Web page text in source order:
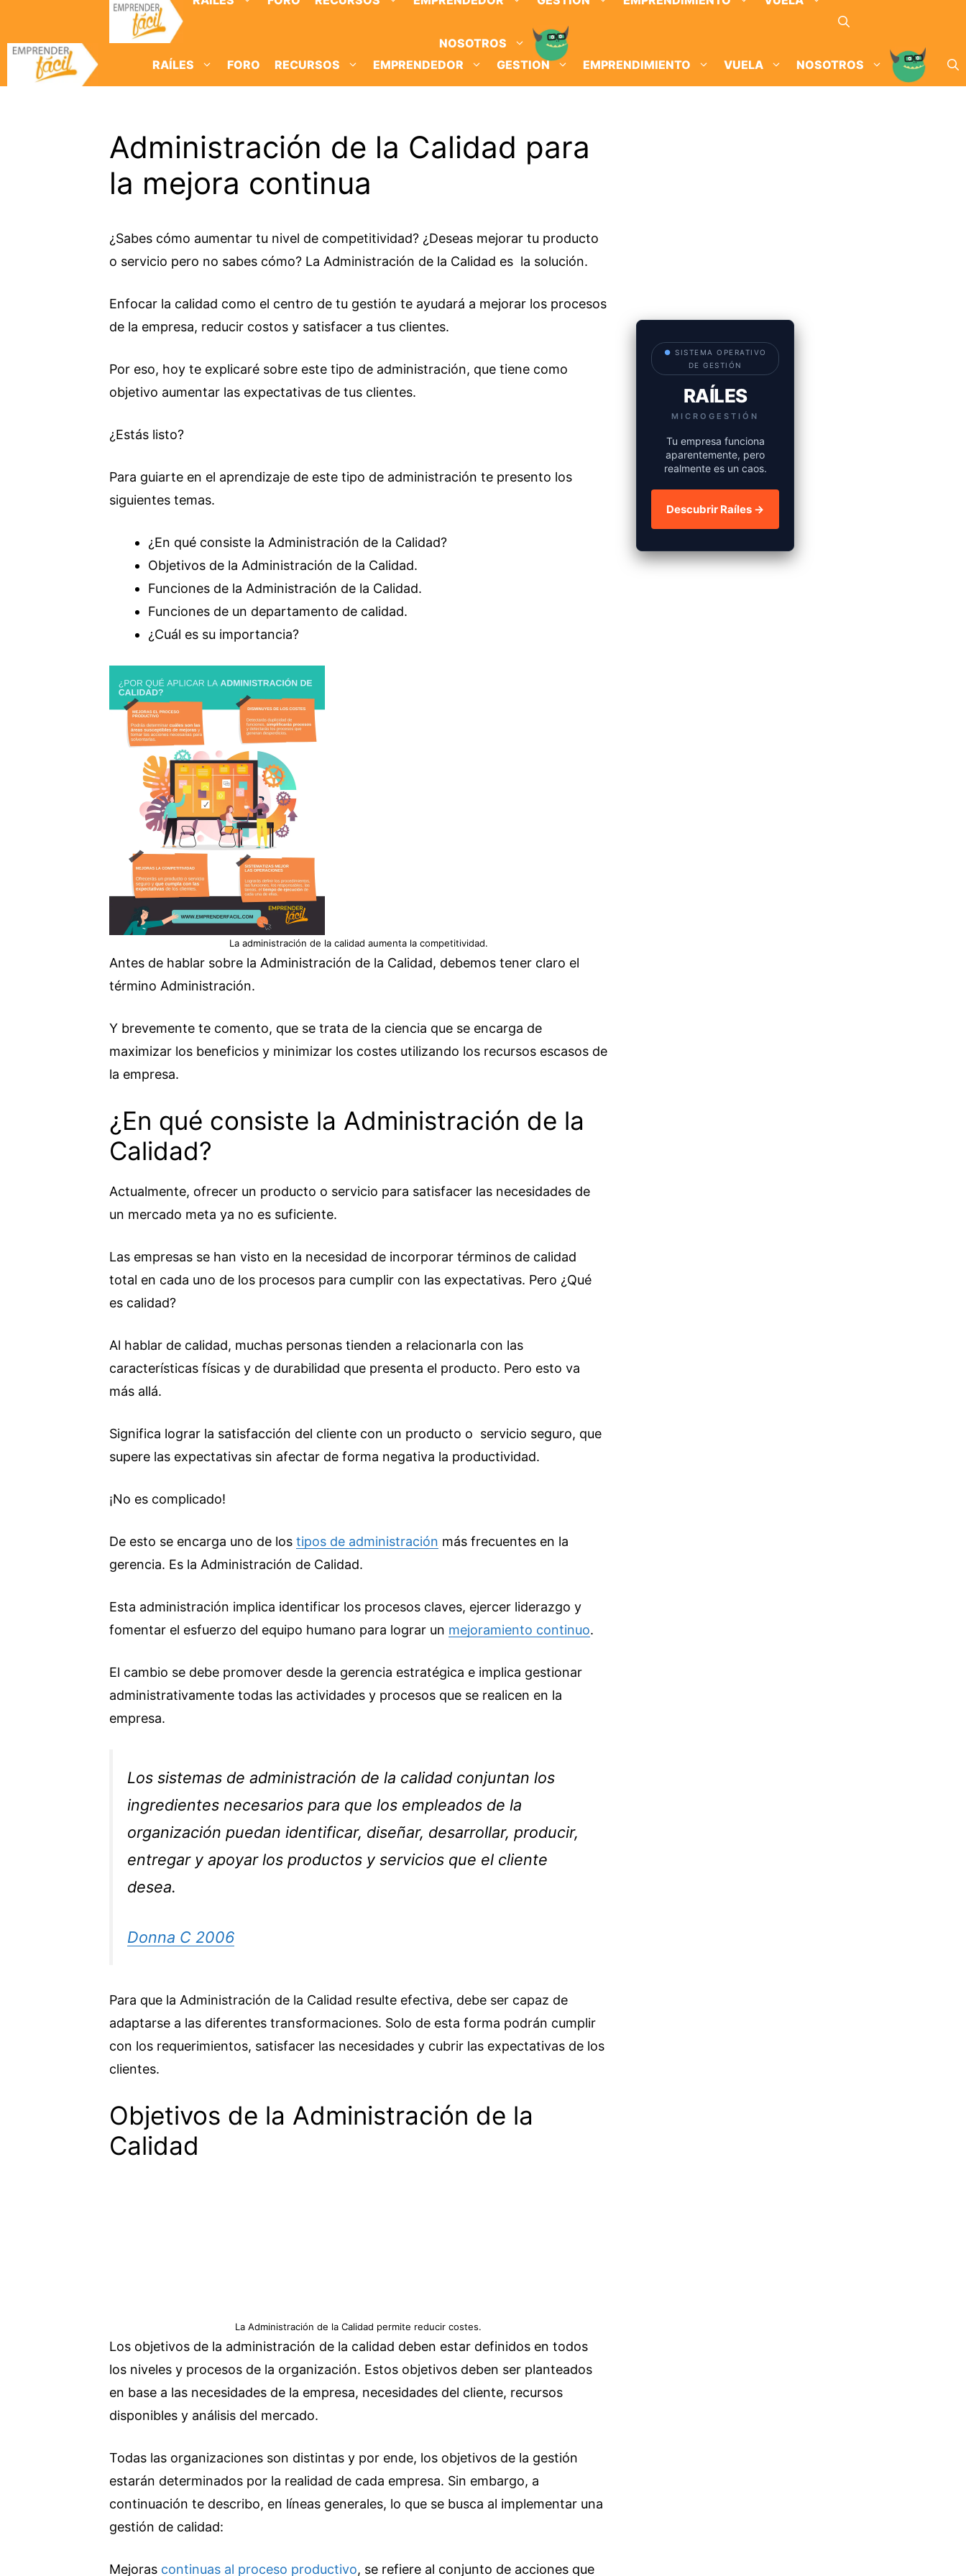
contenido
NOSOTROS
RAÍLES
FORO RECURSOS EMPRENDEDOR GESTION EMPRENDIMIENTO VUELA NOSOTROS
Administración de la Calidad para
la mejora continua
¿Sabes cómo aumentar tu nivel de competitividad? ¿Deseas mejorar tu producto
o servicio pero no sabes cómo? La Administración de la Calidad es la solución.
Enfocar la calidad como el centro de tu gestión te ayudará a mejorar los procesos
de la empresa, reducir costos y satisfacer a tus clientes.
Por eso, hoy te explicaré sobre este tipo de administración, que tiene como
objetivo aumentar las expectativas de tus clientes.
¿Estás listo?
Para guiarte en el aprendizaje de este tipo de administración te presento los
siguientes temas.
¿En qué consiste la Administración de la Calidad?
Objetivos de la Administración de la Calidad.
Funciones de la Administración de la Calidad.
Funciones de un departamento de calidad.
¿Cuál es su importancia?
La administración de la calidad aumenta la competitividad.
Antes de hablar sobre la Administración de la Calidad, debemos tener claro el
término Administración.
Y brevemente te comento, que se trata de la ciencia que se encarga de
maximizar los beneficios y minimizar los costes utilizando los recursos escasos de
la empresa.
¿En qué consiste la Administración de la
Calidad?
Actualmente, ofrecer un producto o servicio para satisfacer las necesidades de
un mercado meta ya no es suficiente.
Las empresas se han visto en la necesidad de incorporar términos de calidad
total en cada uno de los procesos para cumplir con las expectativas. Pero ¿Qué
es calidad?
Al hablar de calidad, muchas personas tienden a relacionarla con las
características físicas y de durabilidad que presenta el producto. Pero esto va
más allá.
Significa lograr la satisfacción del cliente con un producto o servicio seguro, que
supere las expectativas sin afectar de forma negativa la productividad.
¡No es complicado!
De esto se encarga uno de los tipos de administración más frecuentes en la
gerencia. Es la Administración de Calidad.
Esta administración implica identificar los procesos claves, ejercer liderazgo y
fomentar el esfuerzo del equipo humano para lograr un mejoramiento continuo.
El cambio se debe promover desde la gerencia estratégica e implica gestionar
administrativamente todas las actividades y procesos que se realicen en la
empresa.
Los sistemas de administración de la calidad conjuntan los
ingredientes necesarios para que los empleados de la
organización puedan identificar, diseñar, desarrollar, producir,
entregar y apoyar los productos y servicios que el cliente
desea.
Donna C 2006
Para que la Administración de la Calidad resulte efectiva, debe ser capaz de
adaptarse a las diferentes transformaciones. Solo de esta forma podrán cumplir
con los requerimientos, satisfacer las necesidades y cubrir las expectativas de los
clientes.
Objetivos de la Administración de la
Calidad
La Administración de la Calidad permite reducir costes.
Los objetivos de la administración de la calidad deben estar definidos en todos
los niveles y procesos de la organización. Estos objetivos deben ser planteados
en base a las necesidades de la empresa, necesidades del cliente, recursos
disponibles y análisis del mercado.
Todas las organizaciones son distintas y por ende, los objetivos de la gestión
estarán determinados por la realidad de cada empresa. Sin embargo, a
continuación te describo, en líneas generales, lo que se busca al implementar una
gestión de calidad:
Mejoras continuas al proceso productivo, se refiere al conjunto de acciones que
● SISTEMA OPERATIVO
DE GESTIÓN
RAÍLES
MICROGESTIÓN
Tu empresa funciona
aparentemente, pero
realmente es un caos.
Descubrir Raíles →